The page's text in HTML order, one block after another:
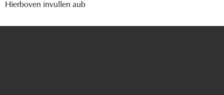
Hierboven invullen aub